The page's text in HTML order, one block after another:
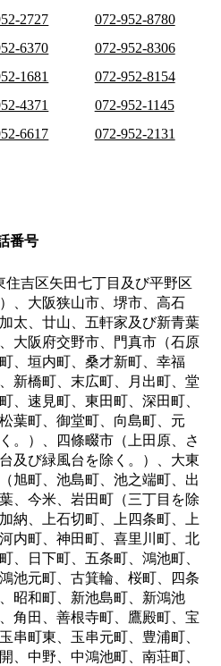
2727
072-952-8780
6370
072-952-8306
1681
072-952-8154
4371
072-952-1145
6617
072-952-2131
番号
住吉区矢田七丁目及び平野区
、大阪狭山市、堺市、高石
太、廿山、五軒家及び新青葉
大阪府交野市、門真市（石原
、垣内町、桑才新町、幸福
新橋町、末広町、月出町、堂
、速見町、東田町、深田町、
葉町、御堂町、向島町、元
。）、四條畷市（上田原、さ
及び緑風台を除く。）、大東
旭町、池島町、池之端町、出
、今米、岩田町（三丁目を除
納、上石切町、上四条町、上
内町、神田町、喜里川町、北
、日下町、五条町、鴻池町、
池元町、古箕輪、桜町、四条
昭和町、新池島町、新鴻池
角田、善根寺町、鷹殿町、宝
串町東、玉串元町、豊浦町、
、中野、中鴻池町、南荘町、